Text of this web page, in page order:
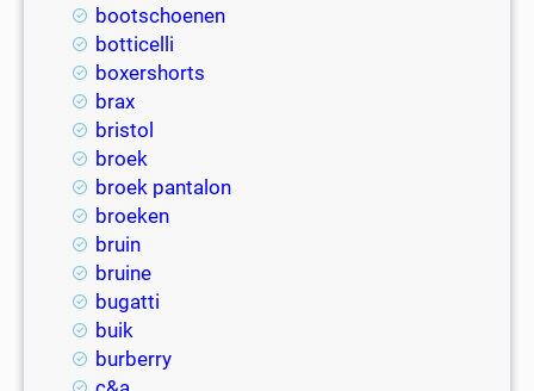
bootschoenen
botticelli
boxershorts
brax
bristol
broek
broek pantalon
broeken
bruin
bruine
bugatti
buik
burberry